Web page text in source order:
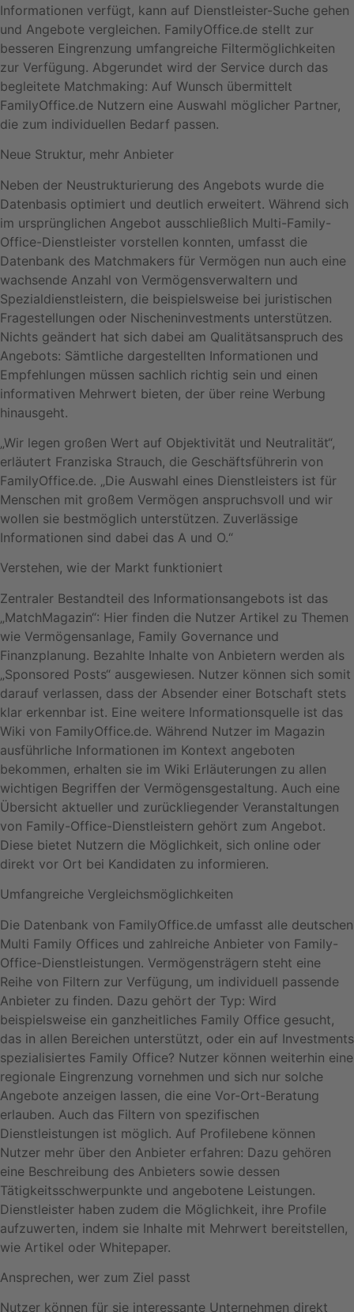
Informationen verfügt, kann auf Dienstleister-Suche gehen
und Angebote vergleichen. FamilyOffice.de stellt zur
besseren Eingrenzung umfangreiche Filtermöglichkeiten
zur Verfügung. Abgerundet wird der Service durch das
begleitete Matchmaking: Auf Wunsch übermittelt
FamilyOffice.de Nutzern eine Auswahl möglicher Partner,
die zum individuellen Bedarf passen.
Neue Struktur, mehr Anbieter
Neben der Neustrukturierung des Angebots wurde die
Datenbasis optimiert und deutlich erweitert. Während sich
im ursprünglichen Angebot ausschließlich Multi-Family-
Office-Dienstleister vorstellen konnten, umfasst die
Datenbank des Matchmakers für Vermögen nun auch eine
wachsende Anzahl von Vermögensverwaltern und
Spezialdienstleistern, die beispielsweise bei juristischen
Fragestellungen oder Nischeninvestments unterstützen.
Nichts geändert hat sich dabei am Qualitätsanspruch des
Angebots: Sämtliche dargestellten Informationen und
Empfehlungen müssen sachlich richtig sein und einen
informativen Mehrwert bieten, der über reine Werbung
hinausgeht.
„Wir legen großen Wert auf Objektivität und Neutralität“,
erläutert Franziska Strauch, die Geschäftsführerin von
FamilyOffice.de. „Die Auswahl eines Dienstleisters ist für
Menschen mit großem Vermögen anspruchsvoll und wir
wollen sie bestmöglich unterstützen. Zuverlässige
Informationen sind dabei das A und O.“
Verstehen, wie der Markt funktioniert
Zentraler Bestandteil des Informationsangebots ist das
„MatchMagazin“: Hier finden die Nutzer Artikel zu Themen
wie Vermögensanlage, Family Governance und
Finanzplanung. Bezahlte Inhalte von Anbietern werden als
„Sponsored Posts“ ausgewiesen. Nutzer können sich somit
darauf verlassen, dass der Absender einer Botschaft stets
klar erkennbar ist. Eine weitere Informationsquelle ist das
Wiki von FamilyOffice.de. Während Nutzer im Magazin
ausführliche Informationen im Kontext angeboten
bekommen, erhalten sie im Wiki Erläuterungen zu allen
wichtigen Begriffen der Vermögensgestaltung. Auch eine
Übersicht aktueller und zurückliegender Veranstaltungen
von Family-Office-Dienstleistern gehört zum Angebot.
Diese bietet Nutzern die Möglichkeit, sich online oder
direkt vor Ort bei Kandidaten zu informieren.
Umfangreiche Vergleichsmöglichkeiten
Die Datenbank von FamilyOffice.de umfasst alle deutschen
Multi Family Offices und zahlreiche Anbieter von Family-
Office-Dienstleistungen. Vermögensträgern steht eine
Reihe von Filtern zur Verfügung, um individuell passende
Anbieter zu finden. Dazu gehört der Typ: Wird
beispielsweise ein ganzheitliches Family Office gesucht,
das in allen Bereichen unterstützt, oder ein auf Investments
spezialisiertes Family Office? Nutzer können weiterhin eine
regionale Eingrenzung vornehmen und sich nur solche
Angebote anzeigen lassen, die eine Vor-Ort-Beratung
erlauben. Auch das Filtern von spezifischen
Dienstleistungen ist möglich. Auf Profilebene können
Nutzer mehr über den Anbieter erfahren: Dazu gehören
eine Beschreibung des Anbieters sowie dessen
Tätigkeitsschwerpunkte und angebotene Leistungen.
Dienstleister haben zudem die Möglichkeit, ihre Profile
aufzuwerten, indem sie Inhalte mit Mehrwert bereitstellen,
wie Artikel oder Whitepaper.
Ansprechen, wer zum Ziel passt
Nutzer können für sie interessante Unternehmen direkt